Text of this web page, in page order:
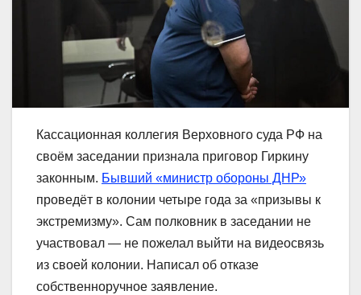
Кассационная коллегия Верховного суда РФ на
своём заседании признала приговор Гиркину
законным. Бывший «министр обороны ДНР»
проведёт в колонии четыре года за «призывы к
экстремизму». Сам полковник в заседании не
участвовал — не пожелал выйти на видеосвязь
из своей колонии. Написал об отказе
собственноручное заявление.